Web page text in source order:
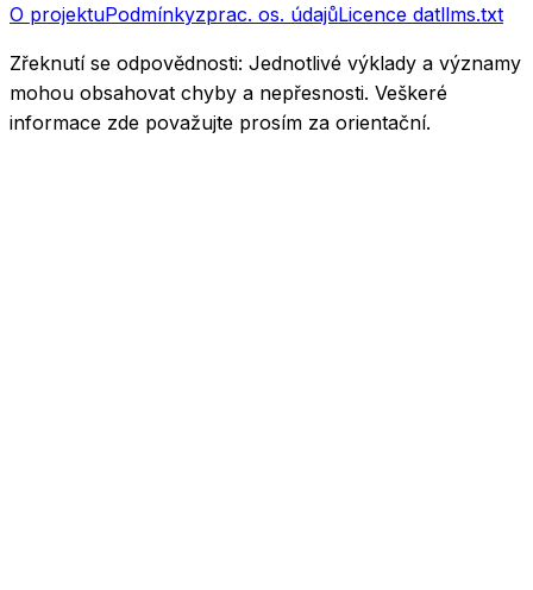
O projektuPodmínkyzprac. os. údajůLicence datllms.txt
Zřeknutí se odpovědnosti: Jednotlivé výklady a významy
mohou obsahovat chyby a nepřesnosti. Veškeré
informace zde považujte prosím za orientační.